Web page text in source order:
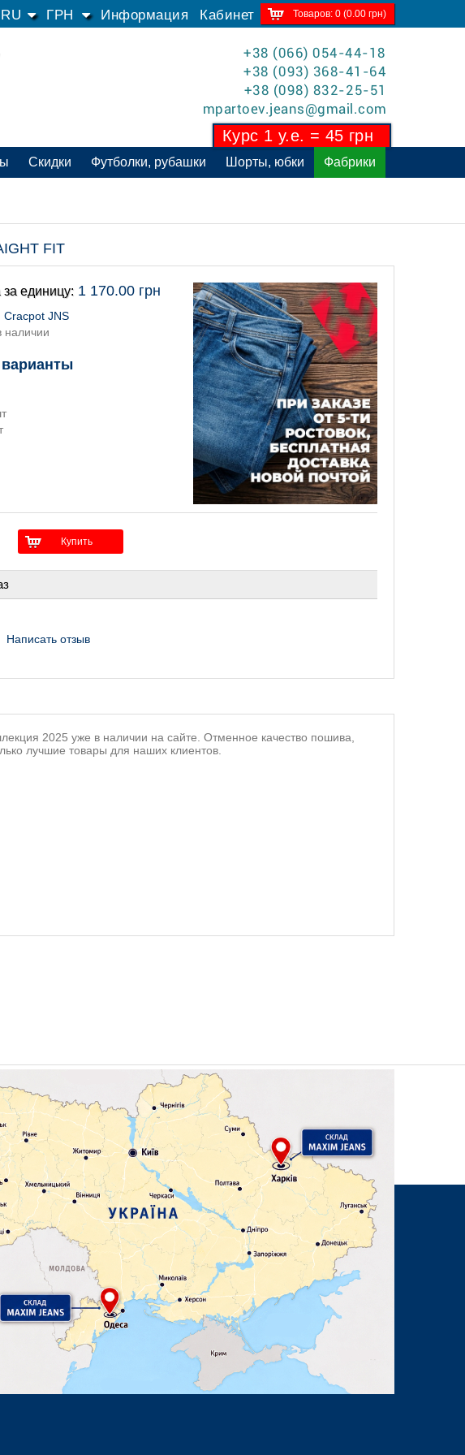
Товаров: 0 (0.00 грн)
Кабинет
Информация
ГРН
RU
+38 (066) 054-44-18
+38 (093) 368-41-64
+38 (098) 832-25-51
mpartoev.jeans@gmail.com
Курс 1 у.е. = 45 грн
Скидки Футболки, рубашки Шорты, юбки Фабрики
FIT
единицу: 1 170.00 грн
Cracpot JNS
наличии
Написать отзыв
2025 уже в наличии на сайте. Отменное качество пошива,
лучшие товары для наших клиентов.